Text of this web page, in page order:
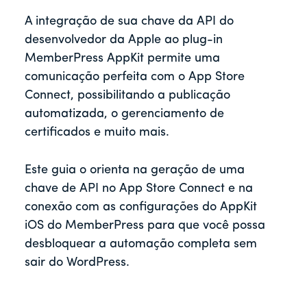
A integração de sua chave da API do
desenvolvedor da Apple ao plug-in
MemberPress AppKit permite uma
comunicação perfeita com o App Store
Connect, possibilitando a publicação
automatizada, o gerenciamento de
certificados e muito mais.
Este guia o orienta na geração de uma
chave de API no App Store Connect e na
conexão com as configurações do AppKit
iOS do MemberPress para que você possa
desbloquear a automação completa sem
sair do WordPress.